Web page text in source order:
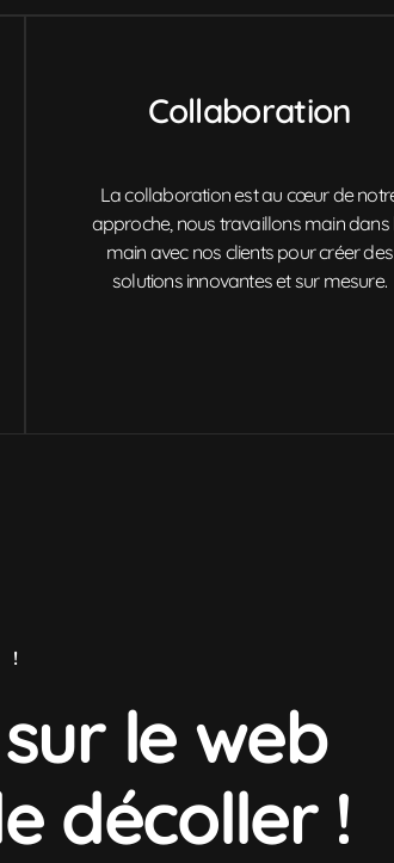
Collaboration
La collaboration est au cœur de
approche, nous travaillons main dans
main avec nos clients pour créer des
solutions innovantes et sur mesure.
!
le web
décoller !